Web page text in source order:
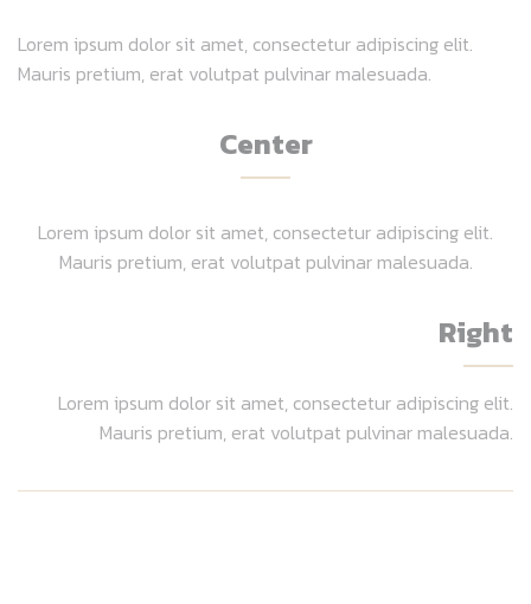
Lorem ipsum dolor sit amet, consectetur adipiscing elit.
Mauris pretium, erat volutpat pulvinar malesuada.
Center
Lorem ipsum dolor sit amet, consectetur adipiscing elit.
Mauris pretium, erat volutpat pulvinar malesuada.
Right
Lorem ipsum dolor sit amet, consectetur adipiscing elit.
Mauris pretium, erat volutpat pulvinar malesuada.